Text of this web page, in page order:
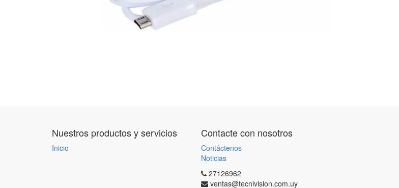
Nuestros productos y servicios
Inicio
Contacte con nosotros
Contáctenos
Noticias
27126962
ventas@tecnivision.com.uy